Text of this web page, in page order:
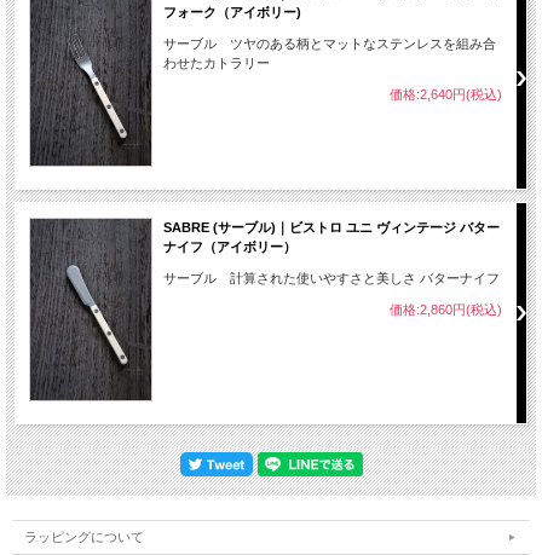
フォーク（アイボリー)
サーブル ツヤのある柄とマットなステンレスを組み合
わせたカトラリー
価格:2,640円(税込)
SABRE (サーブル)｜ビストロ ユニ ヴィンテージ バター
ナイフ（アイボリー）
サーブル 計算された使いやすさと美しさ バターナイフ
価格:2,860円(税込)
ラッピングについて